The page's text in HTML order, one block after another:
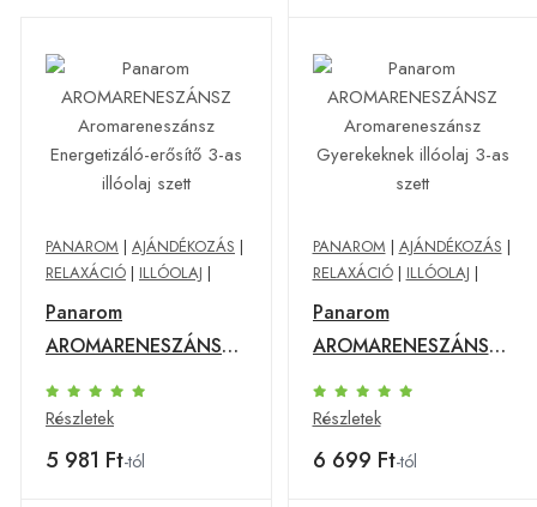
PANAROM | AJÁNDÉKOZÁS |
RELAXÁCIÓ | ILLÓOLAJ |
Panarom
AROMARENESZÁNSZ
Aromareneszánsz
Energetizáló-erősítő 3-
as illóolaj szett
Részletek
5 981 Ft-tól
PANAROM | AJÁNDÉKOZÁS |
RELAXÁCIÓ| ILLÓOLAJ |
Panarom
AROMARENESZÁNSZ
Aromareneszánsz
Gyerekeknek illóolaj
3-as szett
Részletek
6 699 Ft-tól